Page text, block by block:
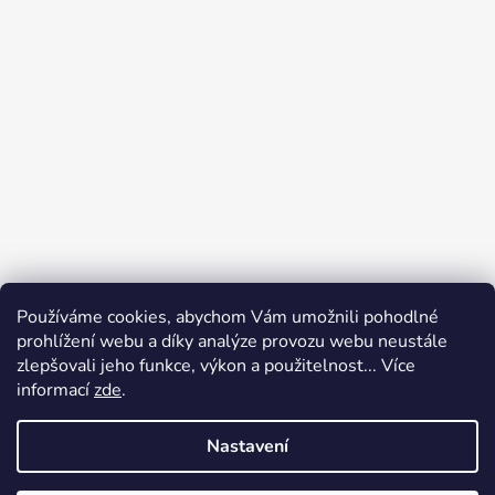
Používáme cookies, abychom Vám umožnili pohodlné
prohlížení webu a díky analýze provozu webu neustále
zlepšovali jeho funkce, výkon a použitelnost... Více
informacízde.
Nastavení